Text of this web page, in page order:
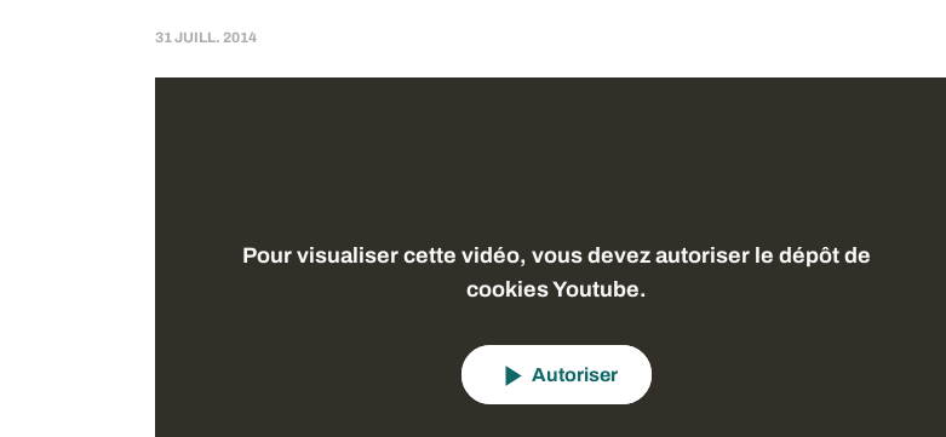
31 JUILL. 2014
Pour visualiser cette vidéo, vous devez autoriser le dépôt de
cookies Youtube.
Autoriser